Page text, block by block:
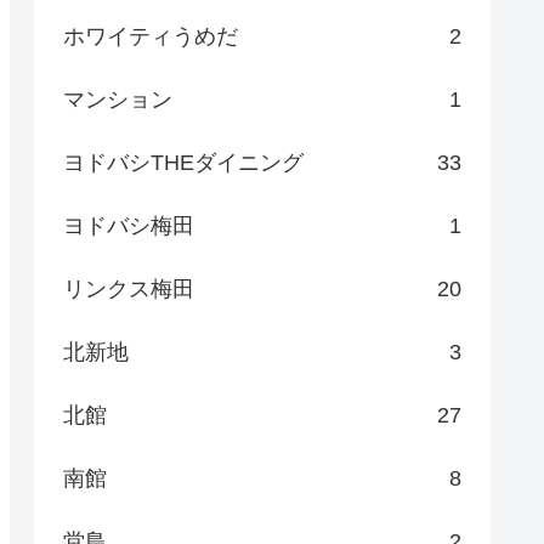
ホワイティうめだ 2
マンション 1
ヨドバシTHEダイニング 33
ヨドバシ梅田 1
リンクス梅田 20
北新地 3
北館 27
南館 8